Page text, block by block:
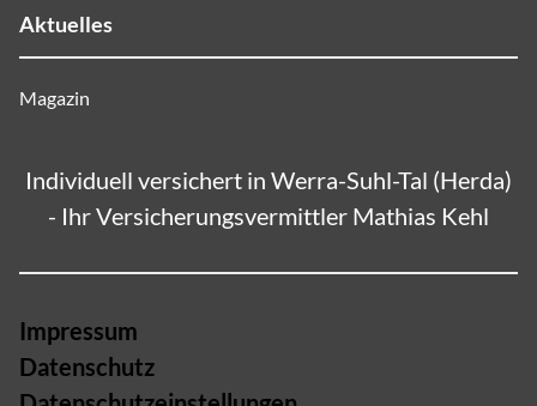
Aktuelles
Magazin
Individuell versichert in Werra-Suhl-Tal (Herda)
- Ihr Versicherungsvermittler Mathias Kehl
Impressum
Datenschutz